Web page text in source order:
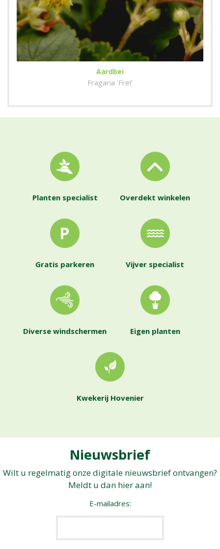
Aardbei
Fragaria 'Frel'
Planten specialist Overdekt winkelen
Gratis parkeren Vijver specialist
Diverse windschermen Eigen planten
Kwekerij Hovenier
Nieuwsbrief
Wilt u regelmatig onze digitale nieuwsbrief ontvangen?
Meldt u dan hier aan!
E-mailadres: